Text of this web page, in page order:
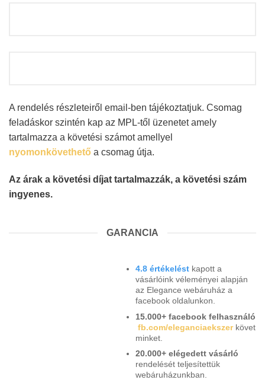
A rendelés részleteiről email-ben tájékoztatjuk. Csomag
feladáskor szintén kap az MPL-től üzenetet amely
tartalmazza a követési számot amellyel
nyomonkövethető a csomag útja.
Az árak a követési díjat tartalmazzák, a követési szám
ingyenes.
GARANCIA
4.8 értékelést kapott a
vásárlóink véleményei alapján
az Elegance webáruház a
facebook oldalunkon.
15.000+ facebook felhasználó
fb.com/eleganciaekszerkövet
minket.
20.000+ elégedett vásárló
rendelését teljesítettük
webáruházunkban.